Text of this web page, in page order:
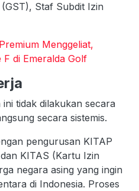
Staf Subdit Izin
Menggeliat,
di Emeralda Golf
tidak dilakukan secara
secara sistemis.
pengurusan KITAP
KITAS (Kartu Izin
negara asing yang ingin
di Indonesia. Proses